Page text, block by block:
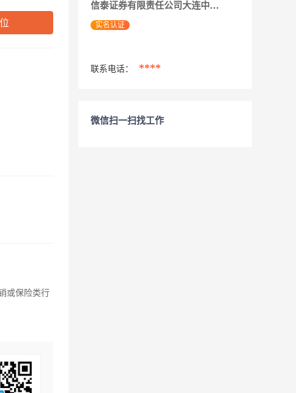
或保险类行
信泰证券有限责任公司大连中山广场证券营业
实名认证
联系电话： ****
微信扫一扫找工作